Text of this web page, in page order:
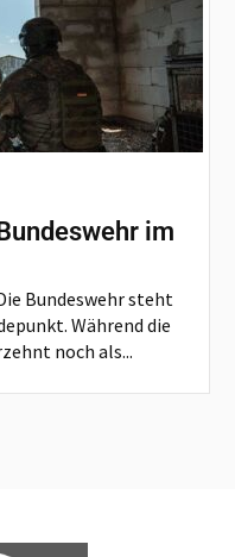
im
Bundeswehr steht
Während die
noch als...